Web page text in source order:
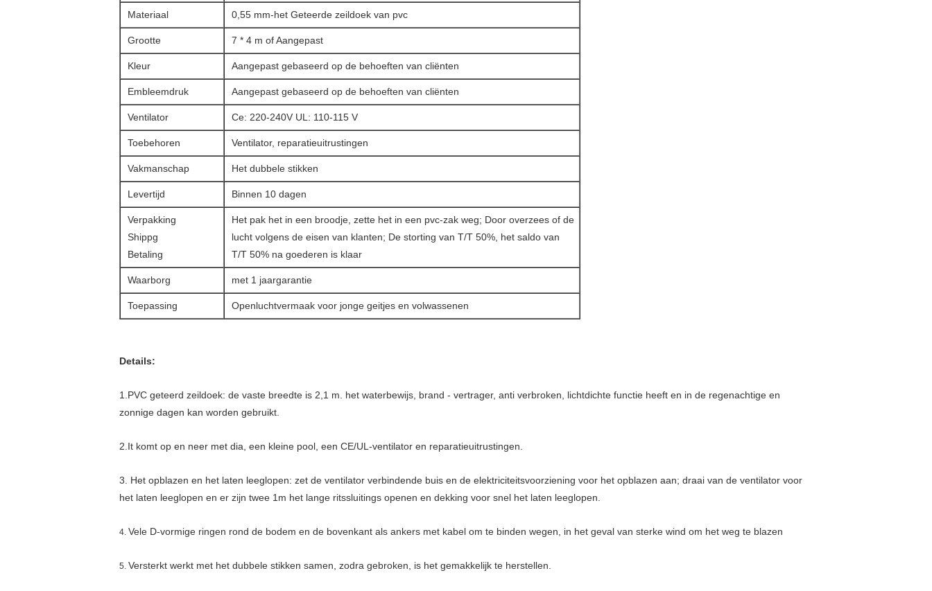
Materiaal 0,55 mm-het Geteerde zeildoek van pvc
Grootte 7 * 4 m of Aangepast
Kleur Aangepast gebaseerd op de behoeften van cliënten
Embleemdruk Aangepast gebaseerd op de behoeften van cliënten
Ventilator Ce: 220-240V UL: 110-115 V
Toebehoren Ventilator, reparatieuitrustingen
Vakmanschap Het dubbele stikken
Levertijd Binnen 10 dagen
Verpakking
Shippg
Betaling
Het pak het in een broodje, zette het in een pvc-zak weg; Door overzees of de
lucht volgens de eisen van klanten; De storting van T/T 50%, het saldo van
T/T 50% na goederen is klaar
Waarborg met 1 jaargarantie
Toepassing Openluchtvermaak voor jonge geitjes en volwassenen
Details:
1.PVC geteerd zeildoek: de vaste breedte is 2,1 m. het waterbewijs, brand - vertrager, anti verbroken, lichtdichte functie heeft en in de regenachtige en
zonnige dagen kan worden gebruikt.
2.It komt op en neer met dia, een kleine pool, een CE/UL-ventilator en reparatieuitrustingen.
3. Het opblazen en het laten leeglopen: zet de ventilator verbindende buis en de elektriciteitsvoorziening voor het opblazen aan; draai van de ventilator voor
het laten leeglopen en er zijn twee 1m het lange ritssluitings openen en dekking voor snel het laten leeglopen.
4. Vele D-vormige ringen rond de bodem en de bovenkant als ankers met kabel om te binden wegen, in het geval van sterke wind om het weg te blazen
5. Versterkt werkt met het dubbele stikken samen, zodra gebroken, is het gemakkelijk te herstellen.